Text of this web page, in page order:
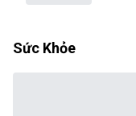
Sức Khỏe